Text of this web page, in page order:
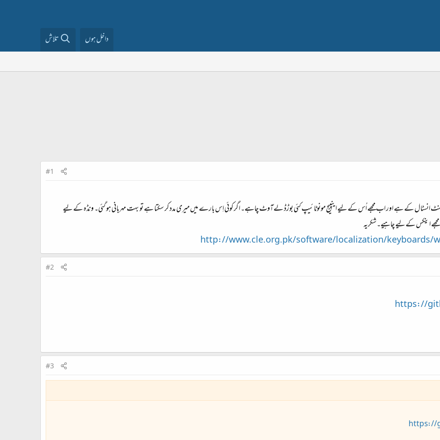
داخل ہوں تلاش
#1
منٹ انسٹال کے ہے اور اب مجھے اُس کے لیے اینپیج مونوٹائیپ کئی بوڑڈ لےآوٹ چاہے۔ اگر کوئی اِس بارے میں میری مدد کر سکتا ہے تو بہت مہربانی ہو گئی۔ ونڈہ کے لیے
اینکس کے لیے چاہیے۔شکریہ
http://www.cle.org.pk/software/localization/keyboards/
#2
https://
#3
https://